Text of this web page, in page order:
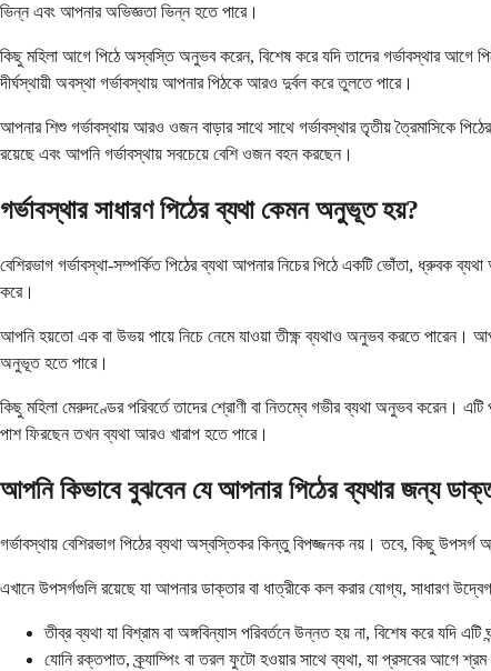
ভিন্ন এবং আপনার অভিজ্ঞতা ভিন্ন হতে পারে।
কিছু মহিলা আগে পিঠে অস্বস্তি অনুভব করেন, বিশেষ করে যদি তাদের গর্ভাবস্থার আগে
দীর্ঘস্থায়ী অবস্থা গর্ভাবস্থায় আপনার পিঠকে আরও দুর্বল করে তুলতে পারে।
আপনার শিশু গর্ভাবস্থায় আরও ওজন বাড়ার সাথে সাথে গর্ভাবস্থার তৃতীয় ত্রৈমাসিকে
রয়েছে এবং আপনি গর্ভাবস্থায় সবচেয়ে বেশি ওজন বহন করছেন।
গর্ভাবস্থার সাধারণ পিঠের ব্যথা কেমন অনুভূত হয়?
বেশিরভাগ গর্ভাবস্থা-সম্পর্কিত পিঠের ব্যথা আপনার নিচের পিঠে একটি ভোঁতা, ধ্রুবক
করে।
আপনি হয়তো এক বা উভয় পায়ে নিচে নেমে যাওয়া তীক্ষ্ণ ব্যথাও অনুভব করতে পারেন।
অনুভূত হতে পারে।
কিছু মহিলা মেরুদণ্ডের পরিবর্তে তাদের শ্রোণী বা নিতম্বে গভীর ব্যথা অনুভব করেন।
পাশ ফিরছেন তখন ব্যথা আরও খারাপ হতে পারে।
আপনি কিভাবে বুঝবেন যে আপনার পিঠের ব্যথার জন্য
গর্ভাবস্থায় বেশিরভাগ পিঠের ব্যথা অস্বস্তিকর কিন্তু বিপজ্জনক নয়। তবে, কিছু উপসর্গ
এখানে উপসর্গগুলি রয়েছে যা আপনার ডাক্তার বা ধাত্রীকে কল করার যোগ্য, সাধারণ
তীব্র ব্যথা যা বিশ্রাম বা অঙ্গবিন্যাস পরিবর্তনে উন্নত হয় না, বিশেষ করে যদি এটি
যোনি রক্তপাত, ক্র্যাম্পিং বা তরল ফুটো হওয়ার সাথে ব্যথা, যা প্রসবের আগে শ্রম